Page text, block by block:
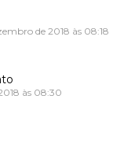
de 2018 às 08:18
às 08:30